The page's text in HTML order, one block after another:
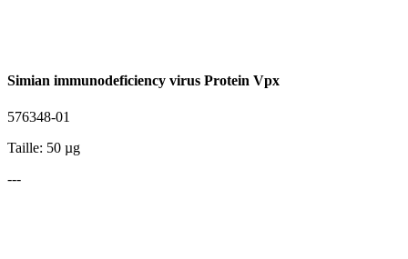
Simian immunodeficiency virus Protein Vpx
576348-01
Taille: 50 µg
---